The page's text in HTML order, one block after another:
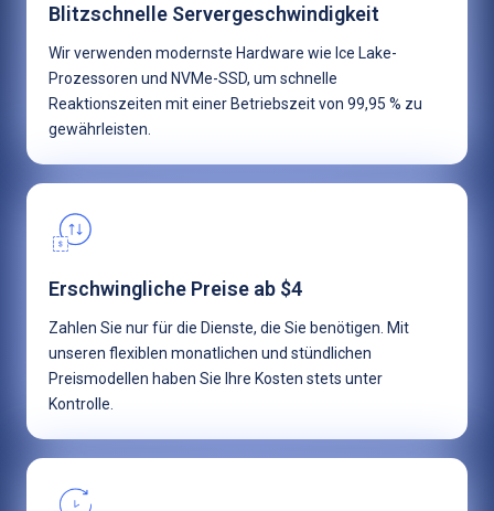
Blitzschnelle Servergeschwindigkeit
Wir verwenden modernste Hardware wie Ice Lake-
Prozessoren und NVMe-SSD, um schnelle
Reaktionszeiten mit einer Betriebszeit von 99,95 % zu
gewährleisten.
Erschwingliche Preise ab $4
Zahlen Sie nur für die Dienste, die Sie benötigen. Mit
unseren flexiblen monatlichen und stündlichen
Preismodellen haben Sie Ihre Kosten stets unter
Kontrolle.